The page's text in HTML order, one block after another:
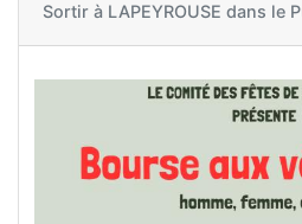
Sortir à LAPEYROUSE dans le